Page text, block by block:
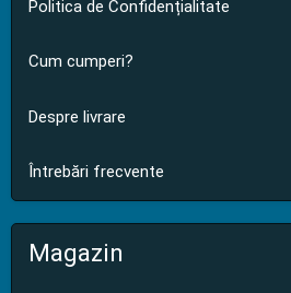
Politica de Confidențialitate
Cum cumperi?
Despre livrare
Întrebări frecvente
Magazin